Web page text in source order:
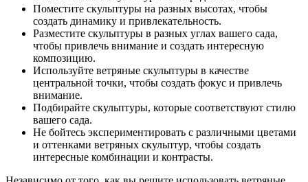
Поместите скульптуры на разных высотах, чтобы
создать динамику и привлекательность.
Разместите скульптуры в разных углах вашего сада,
чтобы привлечь внимание и создать интересную
композицию.
Используйте ветряные скульптуры в качестве
центральной точки, чтобы создать фокус и привлечь
внимание.
Подбирайте скульптуры, которые соответствуют стилю
вашего сада.
Не бойтесь экспериментировать с различными цветами
и оттенками ветряных скульптур, чтобы создать
интересные комбинации и контрасты.